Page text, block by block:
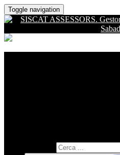
Toggle navigation